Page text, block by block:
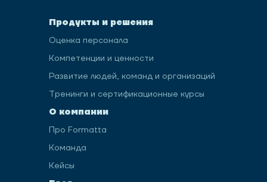
Продукты и решения
Оценка персонала
Компетенции и ценности
Развитие людей, команд и организаций
Тренинги и сертификационные курсы
О компании
Про Formatta
Команда
Кейсы